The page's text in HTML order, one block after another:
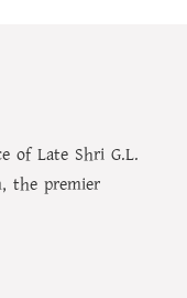
of Late Shri G.L.
the premier